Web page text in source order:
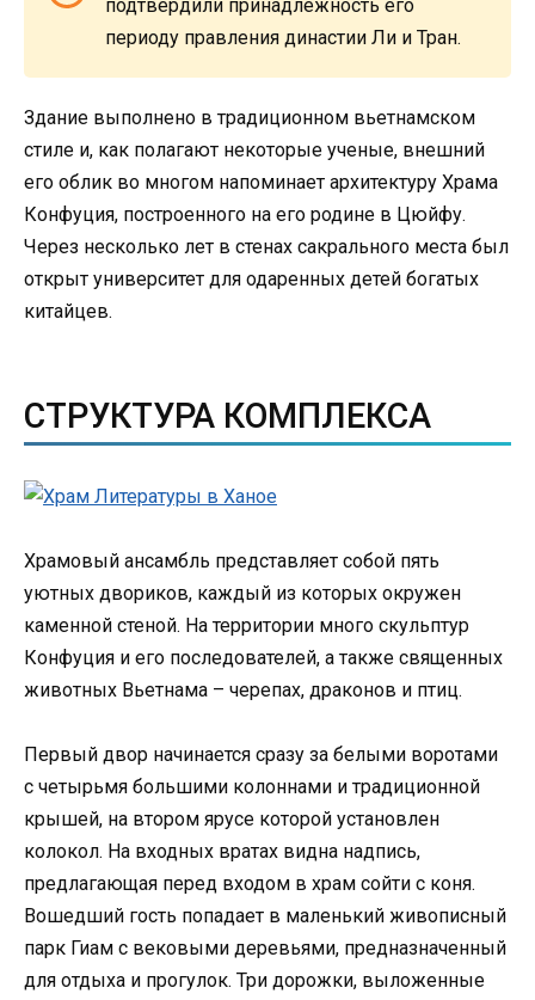
подтвердили принадлежность его
периоду правления династии Ли и Тран.
Здание выполнено в традиционном вьетнамском
стиле и, как полагают некоторые ученые, внешний
его облик во многом напоминает архитектуру Храма
Конфуция, построенного на его родине в Цюйфу.
Через несколько лет в стенах сакрального места был
открыт университет для одаренных детей богатых
китайцев.
СТРУКТУРА КОМПЛЕКСА
Храмовый ансамбль представляет собой пять
уютных двориков, каждый из которых окружен
каменной стеной. На территории много скульптур
Конфуция и его последователей, а также священных
животных Вьетнама – черепах, драконов и птиц.
Первый двор начинается сразу за белыми воротами
с четырьмя большими колоннами и традиционной
крышей, на втором ярусе которой установлен
колокол. На входных вратах видна надпись,
предлагающая перед входом в храм сойти с коня.
Вошедший гость попадает в маленький живописный
парк Гиам с вековыми деревьями, предназначенный
для отдыха и прогулок. Три дорожки, выложенные